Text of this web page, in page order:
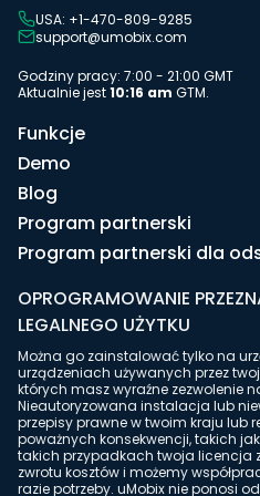
USA: +1-470-809-9285
support@umobix.com
Godziny pracy: 7:00 - 21:00 GMT
Aktualnie jest10:16 am GTM.
Funkcje
Demo
Blog
Program partnerski
Program partnerski dla
OPROGRAMOWANIE
LEGALNEGO UŻYTKU
Można go zainstalować tylko na
urządzeniach używanych przez
których masz wyraźne zezwolenie
Nieautoryzowana instalacja lub
przepisy prawne w twoim kraju lub
poważnych konsekwencji, takich
takich przypadkach twoja licencja
zwrotu kosztów i możemy
razie potrzeby. uMobix nie ponosi